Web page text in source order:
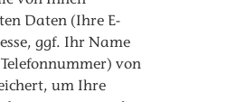
Daten (Ihre E-
ggf. Ihr Name
von
um Ihre